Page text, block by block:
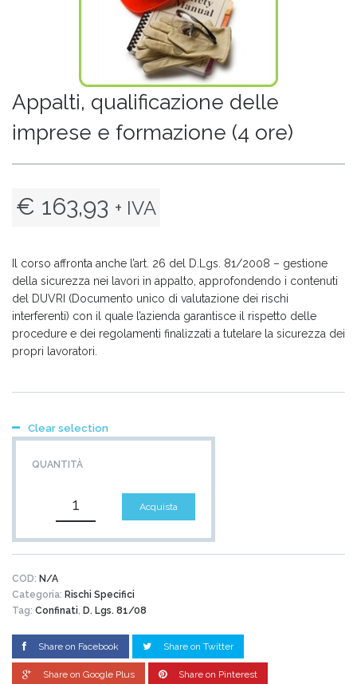
Appalti, qualificazione delle
imprese e formazione (4 ore)
€ 163,93 + IVA
Il corso affronta anche l’art. 26 del D.Lgs. 81/2008 – gestione
della sicurezza nei lavori in appalto, approfondendo i contenuti
del DUVRI (Documento unico di valutazione dei rischi
interferenti) con il quale l’azienda garantisce il rispetto delle
procedure e dei regolamenti finalizzati a tutelare la sicurezza dei
propri lavoratori.
Clear selection
QUANTITÀ
Acquista
COD: N/A
Categoria: Rischi Specifici
Tag: Confinati, D. Lgs. 81/08
Share on Facebook Share on Twitter
Share on Google Plus Share on Pinterest